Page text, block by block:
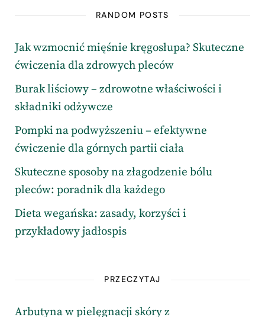
RANDOM POSTS
Jak wzmocnić mięśnie kręgosłupa? Skuteczne
ćwiczenia dla zdrowych pleców
Burak liściowy – zdrowotne właściwości i
składniki odżywcze
Pompki na podwyższeniu – efektywne
ćwiczenie dla górnych partii ciała
Skuteczne sposoby na złagodzenie bólu
pleców: poradnik dla każdego
Dieta wegańska: zasady, korzyści i
przykładowy jadłospis
PRZECZYTAJ
Arbutyna w pielęgnacji skóry z